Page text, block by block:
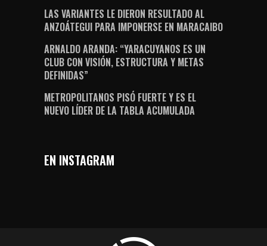
LAS VARIANTES LE DIERON RESULTADO AL
ANZOÁTEGUI PARA IMPONERSE EN MARACAIBO
ARNALDO ARANDA: “YARACUYANOS ES UN
CLUB CON VISIÓN, ESTRUCTURA Y METAS
DEFINIDAS”
METROPOLITANOS PISÓ FUERTE Y ES EL
NUEVO LÍDER DE LA TABLA ACUMULADA
EN INSTAGRAM